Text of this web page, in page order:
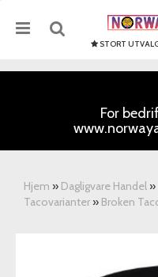
STORT
For
Hjem » Dagligvare Handel »
Tacovarianter » Broken